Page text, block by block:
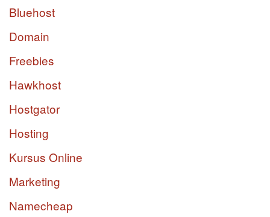
Bluehost
Domain
Freebies
Hawkhost
Hostgator
Hosting
Kursus Online
Marketing
Namecheap